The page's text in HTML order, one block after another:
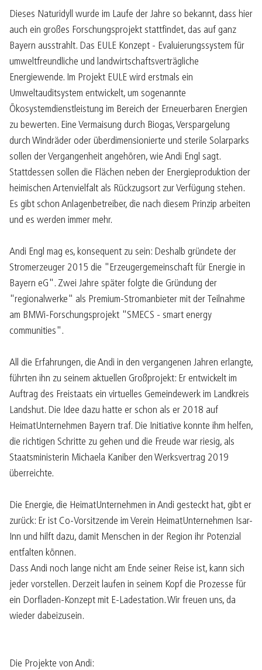
Dieses Naturidyll wurde im Laufe der Jahre so bekannt, dass hier
auch ein großes Forschungsprojekt stattfindet, das auf ganz
Bayern ausstrahlt. Das EULE Konzept - Evaluierungssystem für
umweltfreundliche und landwirtschaftsverträgliche
Energiewende. Im Projekt EULE wird erstmals ein
Umweltauditsystem entwickelt, um sogenannte
Ökosystemdienstleistung im Bereich der Erneuerbaren Energien
zu bewerten. Eine Vermaisung durch Biogas, Verspargelung
durch Windräder oder überdimensionierte und sterile Solarparks
sollen der Vergangenheit angehören, wie Andi Engl sagt.
Stattdessen sollen die Flächen neben der Energieproduktion der
heimischen Artenvielfalt als Rückzugsort zur Verfügung stehen.
Es gibt schon Anlagenbetreiber, die nach diesem Prinzip arbeiten
und es werden immer mehr.
Andi Engl mag es, konsequent zu sein: Deshalb gründete der
Stromerzeuger 2015 die "Erzeugergemeinschaft für Energie in
Bayern eG". Zwei Jahre später folgte die Gründung der
"regionalwerke" als Premium-Stromanbieter mit der Teilnahme
am BMWi-Forschungsprojekt "SMECS - smart energy
communities".
All die Erfahrungen, die Andi in den vergangenen Jahren erlangte,
führten ihn zu seinem aktuellen Großprojekt: Er entwickelt im
Auftrag des Freistaats ein virtuelles Gemeindewerk im Landkreis
Landshut. Die Idee dazu hatte er schon als er 2018 auf
HeimatUnternehmen Bayern traf. Die Initiative konnte ihm helfen,
die richtigen Schritte zu gehen und die Freude war riesig, als
Staatsministerin Michaela Kaniber den Werksvertrag 2019
überreichte.
Die Energie, die HeimatUnternehmen in Andi gesteckt hat, gibt er
zurück: Er ist Co-Vorsitzende im Verein HeimatUnternehmen Isar-
Inn und hilft dazu, damit Menschen in der Region ihr Potenzial
entfalten können.
Dass Andi noch lange nicht am Ende seiner Reise ist, kann sich
jeder vorstellen. Derzeit laufen in seinem Kopf die Prozesse für
ein Dorfladen-Konzept mit E-Ladestation. Wir freuen uns, da
wieder dabeizusein.
Die Projekte von Andi: